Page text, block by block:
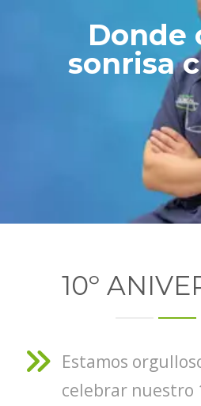
Donde
sonrisa
10º
Estamos
celebrar nuestro